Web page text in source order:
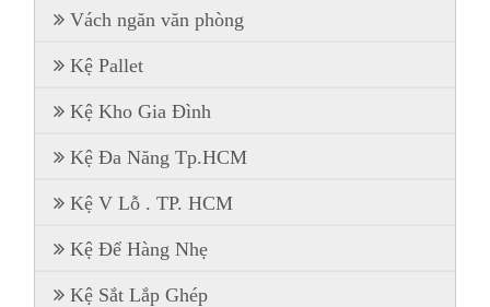
Vách ngăn văn phòng
Kệ Pallet
Kệ Kho Gia Đình
Kệ Đa Năng Tp.HCM
Kệ V Lỗ . TP. HCM
Kệ Để Hàng Nhẹ
Kệ Sắt Lắp Ghép